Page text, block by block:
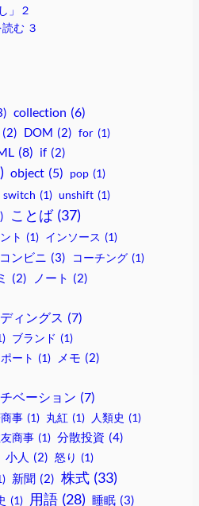
」２
む ３
collection (6)
(2) DOM (2) for (1)
(8) if (2)
object (5) pop (1)
switch (1) unshift (1)
ことば (37)
ト (1) インソース (1)
コンビニ (3) コーチング (1)
(2) ノート (2)
ィングス (7)
ブランド (1)
ポート (1) メモ (2)
ベーション (7)
事 (1) 丸紅 (1) 人類史 (1)
商事 (1) 分散投資 (4)
小人 (2) 怒り (1)
新聞 (2) 株式 (33)
(1) 用語 (28) 睡眠 (3)